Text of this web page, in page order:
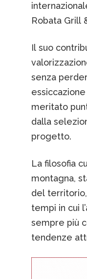
Robata Grill
Il suo
senza
meritato
dalla
progetto.
La filosofia
montagna,
del
tempi in cui
sempre più
tendenze